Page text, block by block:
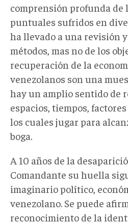
comprensión profunda de
puntuales sufridos en
ha llevado a una revisión
métodos, mas no de los
recuperación de la
venezolanos son una
hay un amplio sentido de
espacios, tiempos,
los cuales jugar para
boga.
A 10 años de la
Comandante su huella
imaginario político,
venezolano. Se puede
reconocimiento de la